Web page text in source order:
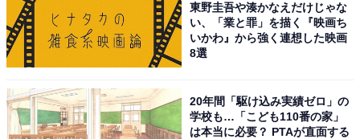
1つと思われます。他にも、出品している間の管理が甘
く、紛失や破損してしまうケースもあるでしょう。
況にあるということになります。
東野圭吾や湊かなえだけじゃな
い、「業と罪」を描く『映画ち
いかわ』から強く連想した映画
8選
20年間「駆け込み実績ゼロ」の
学校も…「こども110番の家」
は本当に必要？ PTAが直面する